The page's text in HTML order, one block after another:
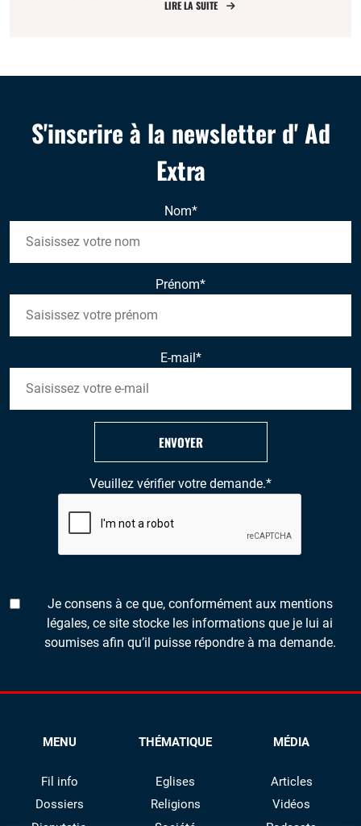
LIRE LA SUITE
S'inscrire à la newsletter d' Ad
Extra
Nom*
Prénom*
E-mail*
Veuillez vérifier votre demande.*
Je consens à ce que, conformément aux mentions
légales, ce site stocke les informations que je lui ai
soumises afin qu’il puisse répondre à ma demande.
ENVOYER
MENU
Fil info
Dossiers
THÉMATIQUE
Eglises
Religions
MÉDIA
Articles
Vidéos